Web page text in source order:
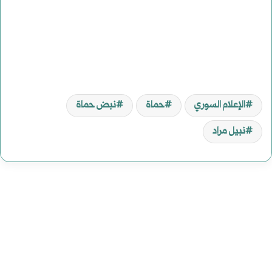
الإعلام السوري حماة
نبض حماة
نبيل مراد